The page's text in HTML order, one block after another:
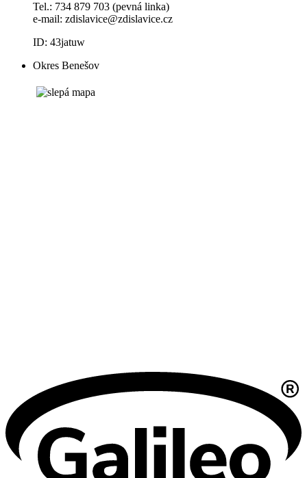
Tel.: 734 879 703 (pevná linka)
e-mail: zdislavice@zdislavice.cz
ID: 43jatuw
Okres Benešov